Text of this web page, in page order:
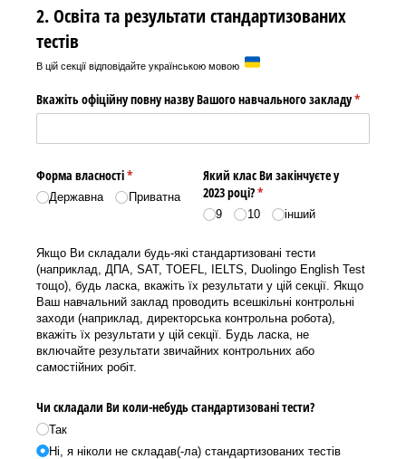
2. Освіта та результати стандартизованих
тестів
В цій секції відповідайте українською мовою
Вкажіть офіційну повну назву Вашого навчального закладу*
(required)
Форма власності*
(required)
Державна Приватна
Який клас Ви закінчуєте у
2023 році?*
(required)
9 10 інший
Якщо Ви складали будь-які стандартизовані тести
(наприклад, ДПА, SAT, TOEFL, IELTS, Duolingo English Test
тощо), будь ласка, вкажіть їх результати у цій секції. Якщо
Ваш навчальний заклад проводить всешкільні контрольні
заходи (наприклад, директорська контрольна робота),
вкажіть їх результати у цій секції. Будь ласка, не
включайте результати звичайних контрольних або
самостійних робіт.
Чи складали Ви коли-небудь стандартизовані тести?
Так
Ні, я ніколи не складав(-ла) стандартизованих тестів